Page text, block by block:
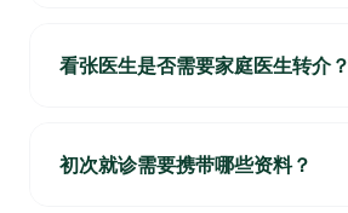
看张医生是否需要家庭医生转介？
初次就诊需要携带哪些资料？